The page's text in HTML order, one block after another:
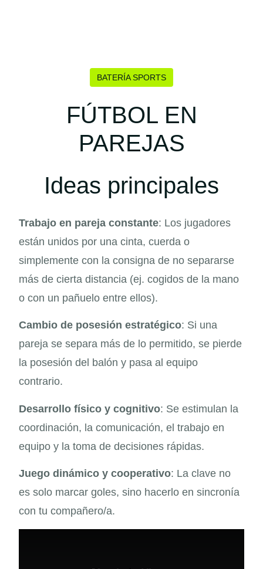
BATERÍA SPORTS
FÚTBOL EN
PAREJAS
Ideas principales
Trabajo en pareja constante: Los jugadores
están unidos por una cinta, cuerda o
simplemente con la consigna de no separarse
más de cierta distancia (ej. cogidos de la mano
o con un pañuelo entre ellos).
Cambio de posesión estratégico: Si una
pareja se separa más de lo permitido, se pierde
la posesión del balón y pasa al equipo
contrario.
Desarrollo físico y cognitivo: Se estimulan la
coordinación, la comunicación, el trabajo en
equipo y la toma de decisiones rápidas.
Juego dinámico y cooperativo: La clave no
es solo marcar goles, sino hacerlo en sincronía
con tu compañero/a.